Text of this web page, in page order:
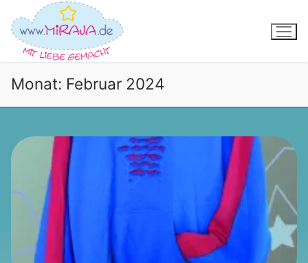
Inhalt
springen
Monat: Februar 2024